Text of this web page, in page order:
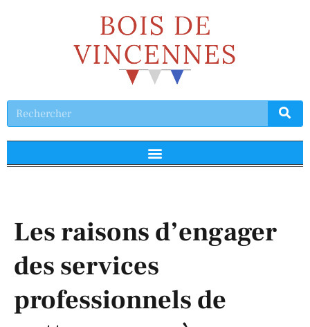
Les raisons d’engager
des services
professionnels de